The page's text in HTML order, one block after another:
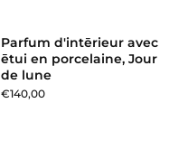
Parfum d'intērieur avec
ētui en porcelaine, Jour
de lune
€140,00